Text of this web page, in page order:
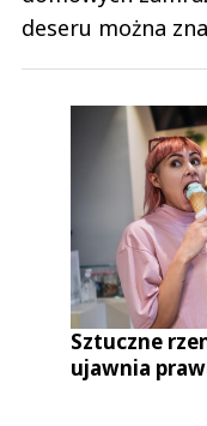
deseru można
Sztuczne
ujawnia